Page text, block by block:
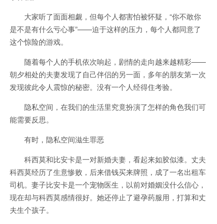
大家听了面面相觑，但每个人都害怕被怀疑，“你不敢你
是不是有什么亏心事”——迫于这样的压力，每个人都同意了
这个惊险的游戏。
随着每个人的手机依次响起，剧情的走向越来越精彩——
朝夕相处的夫妻发现了自己伴侣的另一面，多年的朋友第一次
发现彼此令人震惊的秘密。没有一个人经得住考验。
隐私空间，在我们的生活里究竟扮演了怎样的角色我们可
能需要反思。
有时，隐私空间滋生罪恶
科西莫和比安卡是一对新婚夫妻，看起来如胶似漆。丈夫
科西莫经历了生意惨败，后来借钱买来牌照，成了一名出租车
司机。妻子比安卡是一个宠物医生，以前对婚姻没什么信心，
现在却与科西莫感情很好。她还停止了避孕药服用，打算和丈
夫生个孩子。